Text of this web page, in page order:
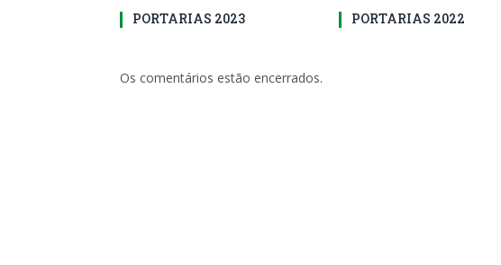
PORTARIAS 2023 PORTARIAS 2022
Os comentários estão encerrados.